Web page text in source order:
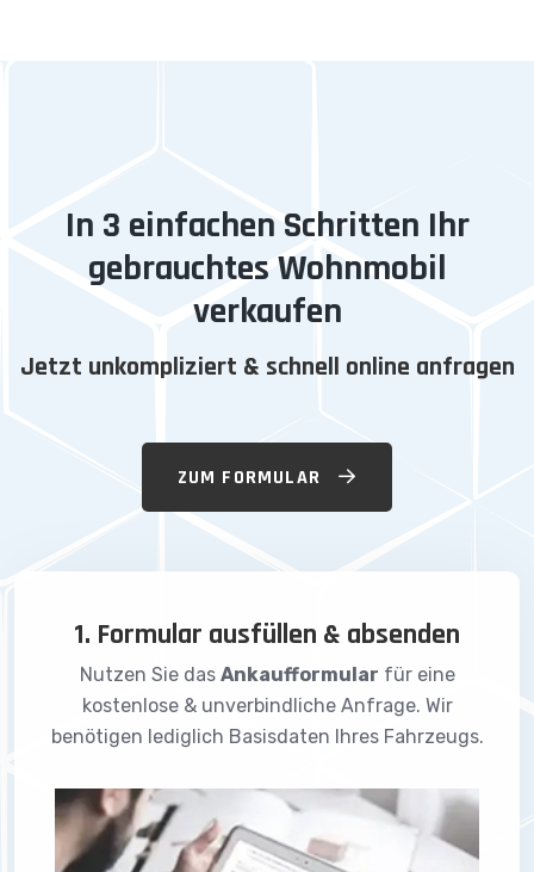
In 3 einfachen Schritten Ihr
gebrauchtes Wohnmobil
verkaufen
Jetzt unkompliziert & schnell online anfragen
ZUM FORMULAR
1. Formular ausfüllen & absenden
Nutzen Sie das Ankaufformular für eine
kostenlose & unverbindliche Anfrage. Wir
benötigen lediglich Basisdaten Ihres Fahrzeugs.